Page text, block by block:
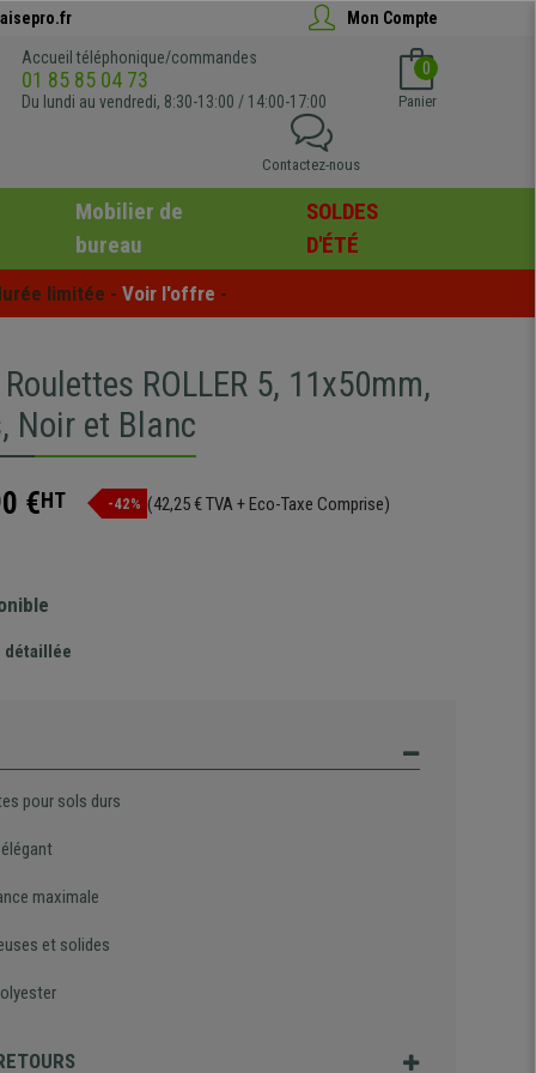
Mon Compte
Accueil téléphonique/commandes
01 85 85 04 73
Du lundi au vendredi, 8:30-13:00 / 14:00-17:00
0
Panier
Contactez-nous
Mobilier de
bureau
SOLDES
D'ÉTÉ
limitée - Voir l'offre -
ROLLER 5, 11x50mm,
Noir et Blanc
€HT -42% (42,25 € TVA + Eco-Taxe Comprise)
détaillée
pour sols durs
maximale
et solides